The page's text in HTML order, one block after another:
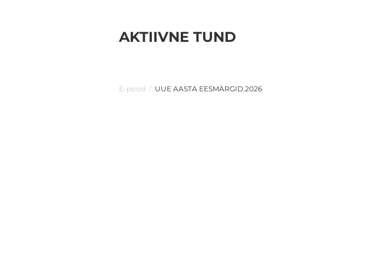
AKTIIVNE TUND
E-pood / UUE AASTA EESMÄRGID.2026